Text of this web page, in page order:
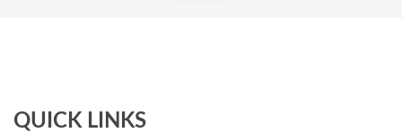
QUICK LINKS